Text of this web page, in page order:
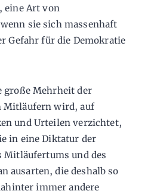
eine Art von
sie sich massenhaft
Gefahr für die Demokratie
große Mehrheit der
Mitläufern wird, auf
und Urteilen verzichtet,
in eine Diktatur der
und des
ausarten, die deshalb so
immer andere